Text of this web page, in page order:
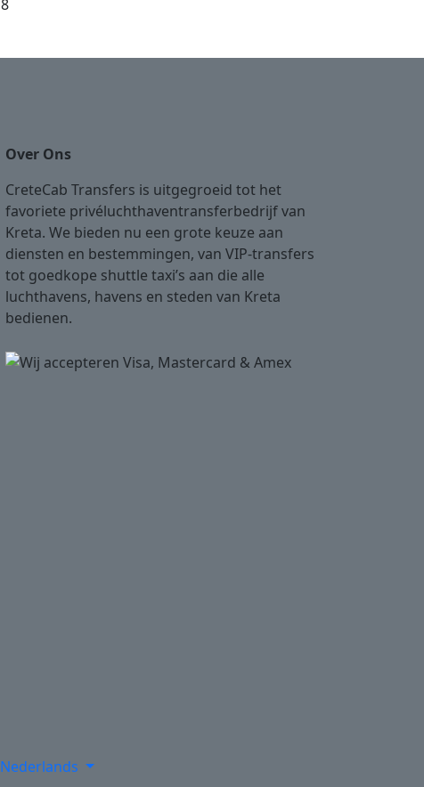
Over Ons
CreteCab Transfers is uitgegroeid tot het
favoriete privéluchthaventransferbedrijf van
Kreta. We bieden nu een grote keuze aan
diensten en bestemmingen, van VIP-transfers
tot goedkope shuttle taxi’s aan die alle
luchthavens, havens en steden van Kreta
bedienen.
Nederlands